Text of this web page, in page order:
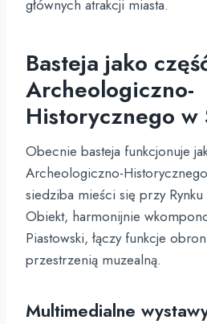
głównych atrakcji miasta.
Basteja jako
Archeologiczno-
Historycznego
Obecnie basteja funkcjonuje
Archeologiczno-
siedziba mieści się przy
Obiekt, harmonijnie
Piastowski, łączy funkcje
przestrzenią muzealną.
Multimedialne